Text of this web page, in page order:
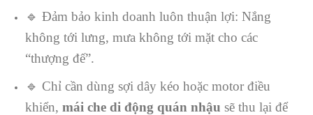
🔹 Đảm bảo kinh doanh luôn thuận lợi: Nắng
không tới lưng, mưa không tới mặt cho các
“thượng đế”.
🔹 Chỉ cần dùng sợi dây kéo hoặc motor điều
khiển, mái che di động quán nhậu sẽ thu lại để